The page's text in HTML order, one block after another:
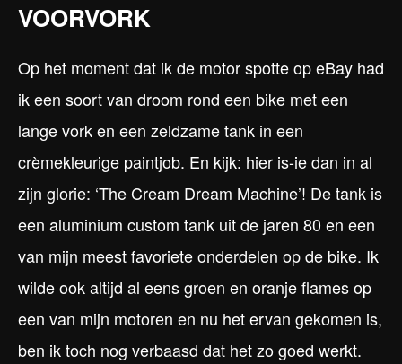
VOORVORK
Op het moment dat ik de motor spotte op eBay had
ik een soort van droom rond een bike met een
lange vork en een zeldzame tank in een
crèmekleurige paintjob. En kijk: hier is-ie dan in al
zijn glorie: ‘The Cream Dream Machine’! De tank is
een aluminium custom tank uit de jaren 80 en een
van mijn meest favoriete onderdelen op de bike. Ik
wilde ook altijd al eens groen en oranje flames op
een van mijn motoren en nu het ervan gekomen is,
ben ik toch nog verbaasd dat het zo goed werkt.